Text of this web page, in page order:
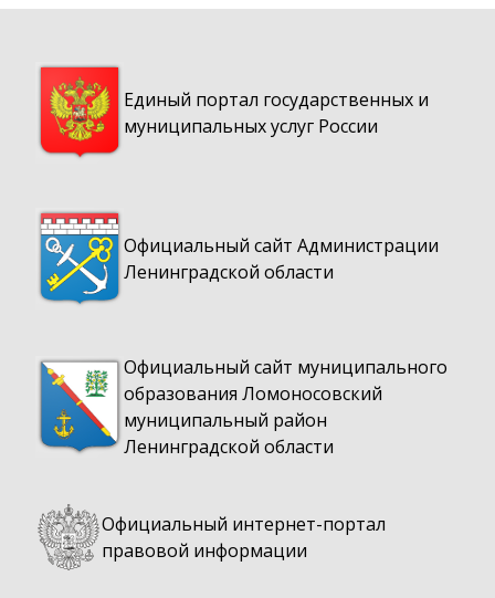
Единый портал государственных и
муниципальных услуг России
Официальный сайт Администрации
Ленинградской области
Официальный сайт муниципального
образования Ломоносовский
муниципальный район
Ленинградской области
Официальный интернет-портал
правовой информации